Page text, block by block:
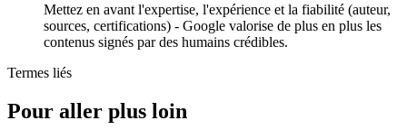
Mettez en avant l'expertise, l'expérience et la fiabilité (auteur,
sources, certifications) - Google valorise de plus en plus les
contenus signés par des humains crédibles.
Termes liés
Pour aller plus loin